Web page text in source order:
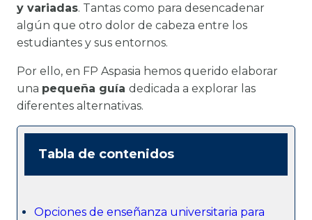
y variadas. Tantas como para desencadenar
algún que otro dolor de cabeza entre los
estudiantes y sus entornos.
Por ello, en FP Aspasia hemos querido elaborar
una pequeña guía dedicada a explorar las
diferentes alternativas.
Tabla de contenidos
Opciones de enseñanza universitaria para